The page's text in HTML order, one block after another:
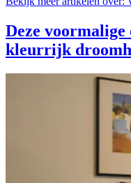
Deze
kleurrijk